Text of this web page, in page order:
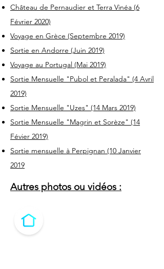
Château de Pernaudier et Terra Vinéa (6
Février 2020)
Voyage en Grèce (Septembre 2019)
Sortie en Andorre (Juin 2019)
Voyage au Portugal (Mai 2019)
Sortie Mensuelle "Pubol et Peralada" (4 Avril
2019)
Sortie Mensuelle "Uzes" (14 Mars 2019)
Sortie Mensuelle "Magrin et Sorèze" (14
Févier 2019)
Sortie mensuelle à Perpignan (10 Janvier
2019
Autres photos ou vidéos :